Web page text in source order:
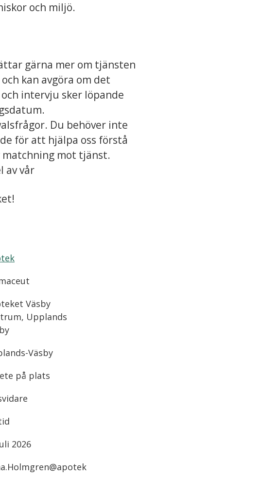
och miljö.
gärna mer om tjänsten
kan avgöra om det
intervju sker löpande
Du behöver inte
för att hjälpa oss förstå
mot tjänst.
av vår
Väsby
Upplands
Väsby
på plats
2026